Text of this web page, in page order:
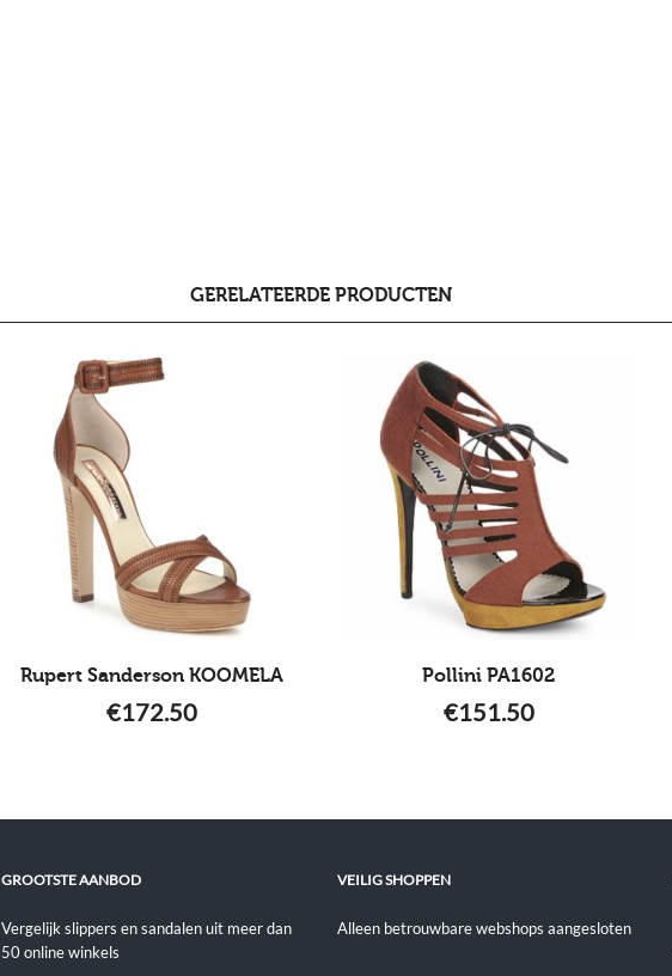
GERELATEERDE PRODUCTEN
Rupert Sanderson KOOMELA
€172.50
Pollini PA1602
€151.50
GROOTSTE AANBOD
Vergelijk slippers en sandalen uit meer dan
50 online winkels
VEILIG SHOPPEN
Alleen betrouwbare webshops aangesloten